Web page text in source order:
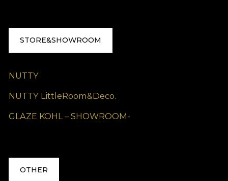
STORE&SHOWROOM
NUTTY
NUTTY LittleRoom&Deco.
GLAZE KOHL – SHOWROOM-
OTHER